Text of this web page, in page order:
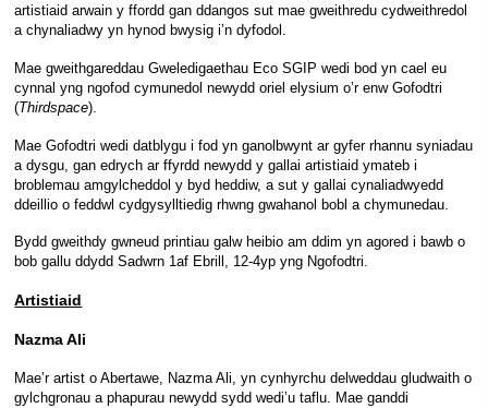
artistiaid arwain y ffordd gan ddangos sut mae gweithredu cydweithredol
a chynaliadwy yn hynod bwysig i’n dyfodol.
Mae gweithgareddau Gweledigaethau Eco SGIP wedi bod yn cael eu
cynnal yng ngofod cymunedol newydd oriel elysium o’r enw Gofodtri
(Thirdspace).
Mae Gofodtri wedi datblygu i fod yn ganolbwynt ar gyfer rhannu syniadau
a dysgu, gan edrych ar ffyrdd newydd y gallai artistiaid ymateb i
broblemau amgylcheddol y byd heddiw, a sut y gallai cynaliadwyedd
ddeillio o feddwl cydgysylltiedig rhwng gwahanol bobl a chymunedau.
Bydd gweithdy gwneud printiau galw heibio am ddim yn agored i bawb o
bob gallu ddydd Sadwrn 1af Ebrill, 12-4yp yng Ngofodtri.
Artistiaid
Nazma Ali
Mae’r artist o Abertawe, Nazma Ali, yn cynhyrchu delweddau gludwaith o
gylchgronau a phapurau newydd sydd wedi’u taflu. Mae ganddi